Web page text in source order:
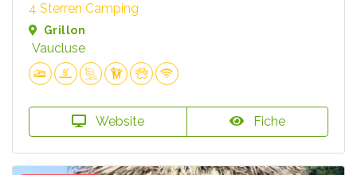
4 Sterren Camping
Grillon
Vaucluse
Website Fiche